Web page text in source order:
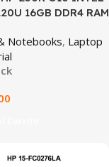
16GB DDR4 RAM
WIN 11 PRE-
(HP 250R G10)
Notebooks, Laptop